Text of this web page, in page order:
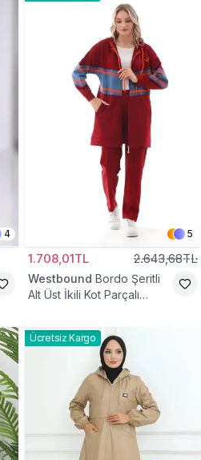
4 5
1.708,01TL 2.643,68TL
Westbound Bordo Şeritli
Alt Üst İkili Kot Parçalı
Ücretsiz Kargo